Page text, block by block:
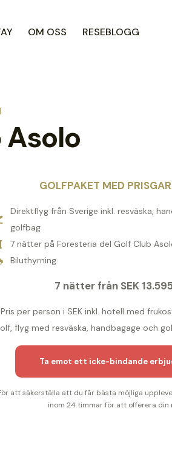
OM OSS RESEBLOGG
GOLFPAKET MED
Direktflyg från Sverige inkl. resväska,
golfbag
7 nätter på Foresteria del Golf Club
Biluthyrning
7 nätter från SEK
Pris per person i SEK inkl. hotell med
flyg med resväska, handbagage och
Ta emot ett icke-bindande
att säkerställa att du får bästa möjliga
inom 24 timmar för att offerera din